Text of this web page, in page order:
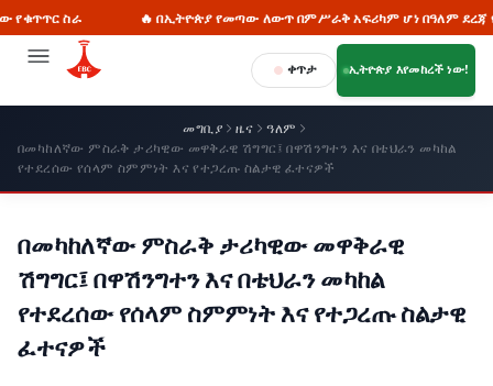
🔥 በኢትዮጵያ የመጣው ለውጥ በምሥራቅ አፍሪካም ሆነ በዓለም ደረጃ የሚደነቅ ነው፦ ጠቅላይ
ቀጥታ ኢትዮጵያ እየመከረች ነው!
መግቢያ ዜና
ዓለም
በመካከለኛው ምስራቅ ታሪካዊው መዋቅራዊ ሽግግር፤ በዋሽንግተን እና በቴህራን መካከል
የተደረሰው የሰላም ስምምነት እና የተጋረጡ ስልታዊ ፈተናዎች
በመካከለኛው ምስራቅ ታሪካዊው መዋቅራዊ
ሽግግር፤ በዋሽንግተን እና በቴህራን መካከል
የተደረሰው የሰላም ስምምነት እና የተጋረጡ ስልታዊ
ፈተናዎች